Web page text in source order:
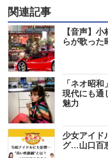
関連記事
【音声】
らが歌っ
「ネオ昭
現代にも通
魅力
少女アイド
グ…山口百